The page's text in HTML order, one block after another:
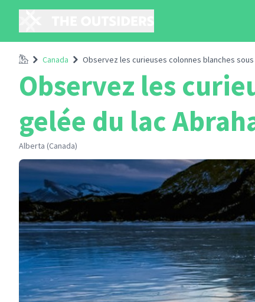
AccueilCanada Observez les curieuses colonnes blanches
Observez les
gelée du lac
Alberta (Canada)